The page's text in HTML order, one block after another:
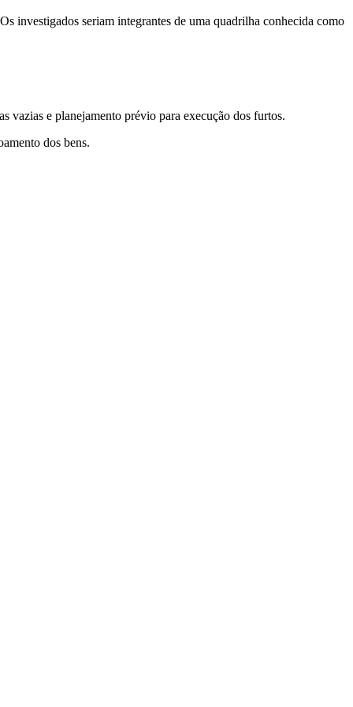
investigados seriam integrantes de uma quadrilha conhecida como
vazias e planejamento prévio para execução dos furtos.
dos bens.